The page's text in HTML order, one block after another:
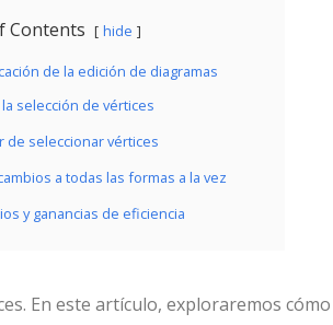
Contents hide
de la edición de diagramas
selección de vértices
de seleccionar vértices
a todas las formas a la vez
y ganancias de eficiencia
En este artículo, exploraremos cómo